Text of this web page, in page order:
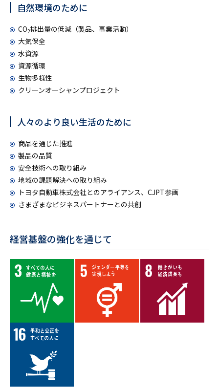
自然環境のために
CO2排出量の低減（製品、事業活動）
大気保全
水資源
資源循環
生物多様性
クリーンオーシャンプロジェクト
人々のより良い生活のために
商品を通じた推進
製品の品質
安全技術への取り組み
地域の課題解決への取り組み
トヨタ自動車株式会社とのアライアンス、CJPT参画
さまざまなビジネスパートナーとの共創
経営基盤の強化を通じて